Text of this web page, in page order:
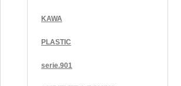
KAWA
PLASTIC
serie.901